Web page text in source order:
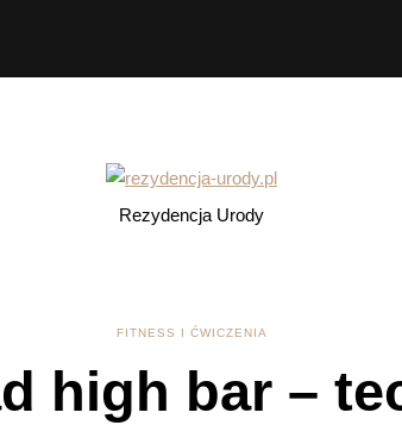
Rezydencja Urody
FITNESS I ĆWICZENIA
high bar –